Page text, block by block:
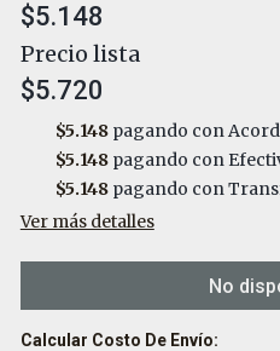
$5.148
Precio lista
$5.720
$5.148pagando con
$5.148pagando con
$5.148pagando con
Ver más detalles
No
Calcular Costo De Envío: